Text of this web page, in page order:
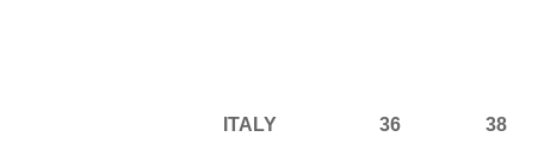
ITALY 36 38